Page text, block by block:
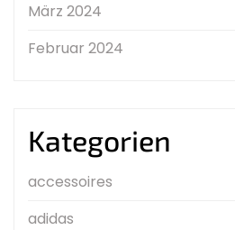
März 2024
Februar 2024
Kategorien
accessoires
adidas